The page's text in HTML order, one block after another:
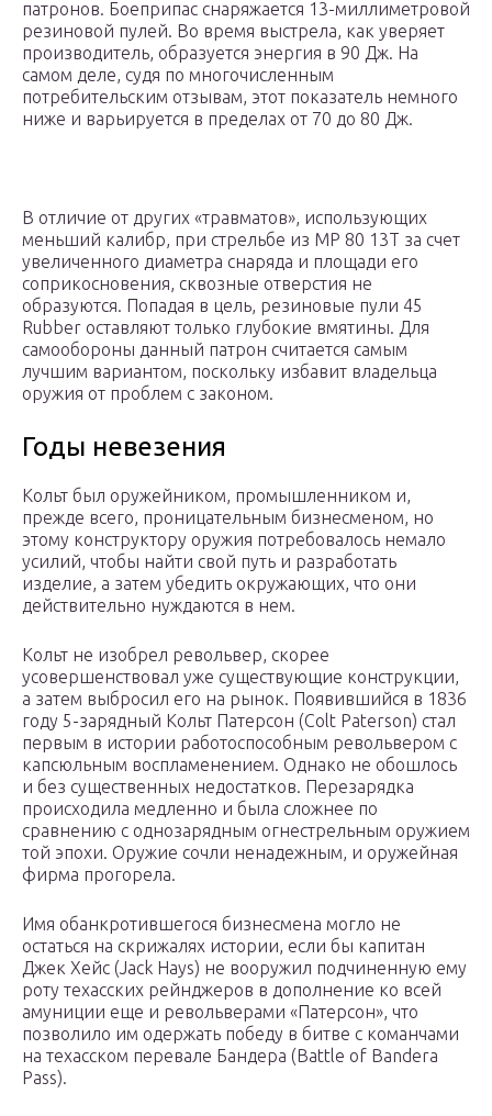
патронов. Боеприпас снаряжается 13-миллиметровой
резиновой пулей. Во время выстрела, как уверяет
производитель, образуется энергия в 90 Дж. На
самом деле, судя по многочисленным
потребительским отзывам, этот показатель немного
ниже и варьируется в пределах от 70 до 80 Дж.
В отличие от других «травматов», использующих
меньший калибр, при стрельбе из МР 80 13Т за счет
увеличенного диаметра снаряда и площади его
соприкосновения, сквозные отверстия не
образуются. Попадая в цель, резиновые пули 45
Rubber оставляют только глубокие вмятины. Для
самообороны данный патрон считается самым
лучшим вариантом, поскольку избавит владельца
оружия от проблем с законом.
Годы невезения
Кольт был оружейником, промышленником и,
прежде всего, проницательным бизнесменом, но
этому конструктору оружия потребовалось немало
усилий, чтобы найти свой путь и разработать
изделие, а затем убедить окружающих, что они
действительно нуждаются в нем.
Кольт не изобрел револьвер, скорее
усовершенствовал уже существующие конструкции,
а затем выбросил его на рынок. Появившийся в 1836
году 5-зарядный Кольт Патерсон (Colt Paterson) стал
первым в истории работоспособным револьвером с
капсюльным воспламенением. Однако не обошлось
и без существенных недостатков. Перезарядка
происходила медленно и была сложнее по
сравнению с однозарядным огнестрельным оружием
той эпохи. Оружие сочли ненадежным, и оружейная
фирма прогорела.
Имя обанкротившегося бизнесмена могло не
остаться на скрижалях истории, если бы капитан
Джек Хейс (Jack Hays) не вооружил подчиненную ему
роту техасских рейнджеров в дополнение ко всей
амуниции еще и револьверами «Патерсон», что
позволило им одержать победу в битве с команчами
на техасском перевале Бандера (Battle of Bandera
Pass).